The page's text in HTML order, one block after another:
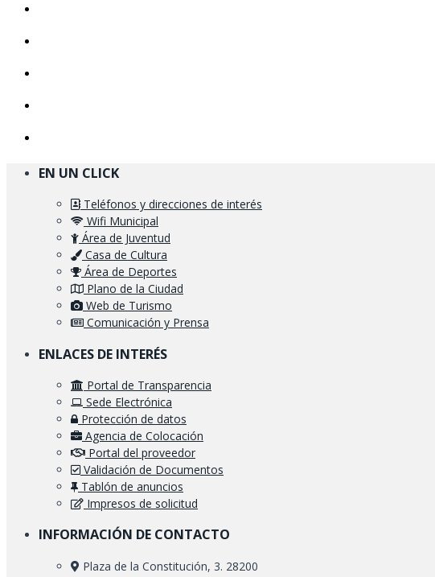
EN UN CLICK
Teléfonos y direcciones de interés
Wifi Municipal
Área de Juventud
Casa de Cultura
Área de Deportes
Plano de la Ciudad
Web de Turismo
Comunicación y Prensa
ENLACES DE INTERÉS
Portal de Transparencia
Sede Electrónica
Protección de datos
Agencia de Colocación
Portal del proveedor
Validación de Documentos
Tablón de anuncios
Impresos de solicitud
INFORMACIÓN DE CONTACTO
Plaza de la Constitución, 3. 28200